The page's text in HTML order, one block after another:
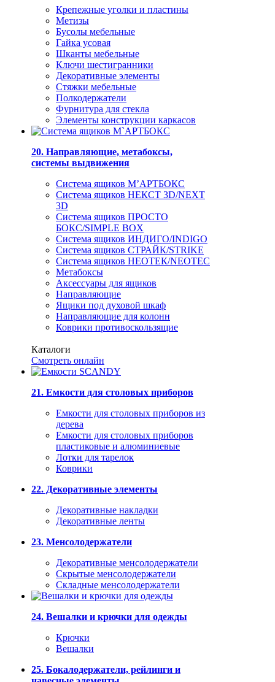
Крепежные уголки и пластины
Метизы
Бусолы мебельные
Гайка усовая
Шканты мебельные
Ключи шестигранники
Декоративные элементы
Стяжки мебельные
Полкодержатели
Фурнитура для стекла
Элементы конструкции каркасов
20. Направляющие, метабоксы,
системы выдвижения
Система ящиков М’АРТБОКС
Система ящиков НЕКСТ 3D/NEXT
3D
Система ящиков ПРОСТО
БОКС/SIMPLE BOX
Система ящиков ИНДИГО/INDIGO
Система ящиков СТРАЙК/STRIKE
Система ящиков НЕОТЕК/NEOTEC
Метабоксы
Аксессуары для ящиков
Направляющие
Ящики под духовой шкаф
Направляющие для колонн
Коврики противоскользящие
Каталоги
Смотреть онлайн
21. Емкости для столовых приборов
Емкости для столовых приборов из
дерева
Емкости для столовых приборов
пластиковые и алюминиевые
Лотки для тарелок
Коврики
22. Декоративные элементы
Декоративные накладки
Декоративные ленты
23. Менсолодержатели
Декоративные менсолодержатели
Скрытые менсолодержатели
Складные менсолодержатели
24. Вешалки и крючки для одежды
Крючки
Вешалки
25. Бокалодержатели, рейлинги и